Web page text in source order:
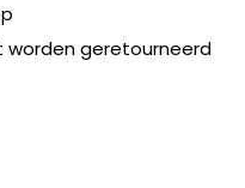
worden geretourneerd